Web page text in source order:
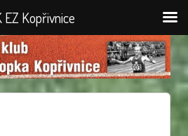
EZ Kopřivnice